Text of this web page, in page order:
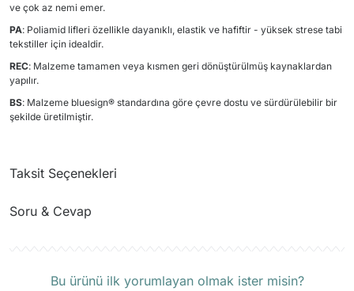
ve çok az nemi emer.
PA: Poliamid lifleri özellikle dayanıklı, elastik ve hafiftir - yüksek strese tabi
tekstiller için idealdir.
REC: Malzeme tamamen veya kısmen geri dönüştürülmüş kaynaklardan
yapılır.
BS: Malzeme bluesign® standardına göre çevre dostu ve sürdürülebilir bir
şekilde üretilmiştir.
Taksit Seçenekleri
Soru & Cevap
Bu ürünü ilk yorumlayan olmak ister misin?